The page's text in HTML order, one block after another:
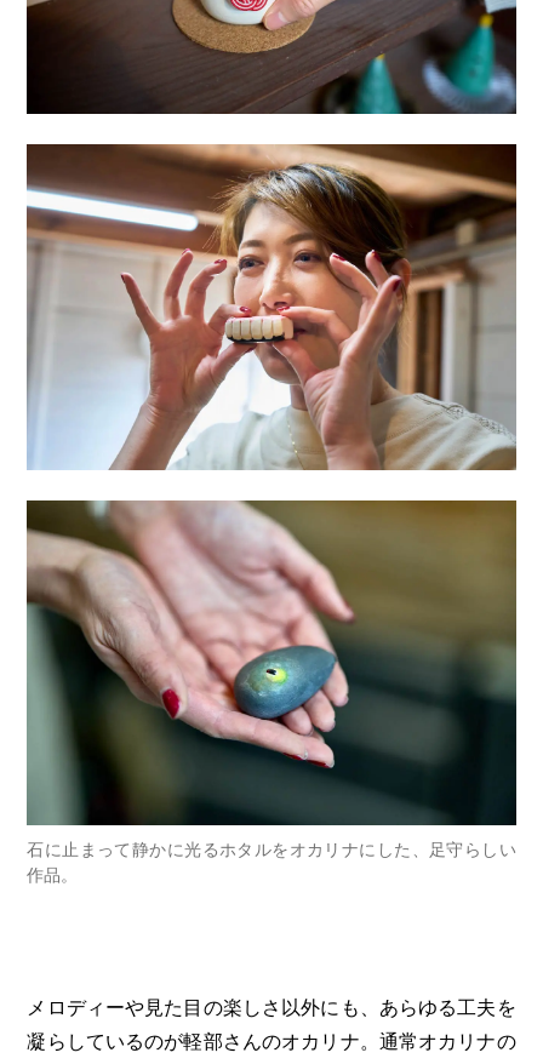
石に止まって静かに光るホタルをオカリナにした、足守らしい
作品。
メロディーや見た目の楽しさ以外にも、あらゆる工夫を
凝らしているのが軽部さんのオカリナ。通常オカリナの